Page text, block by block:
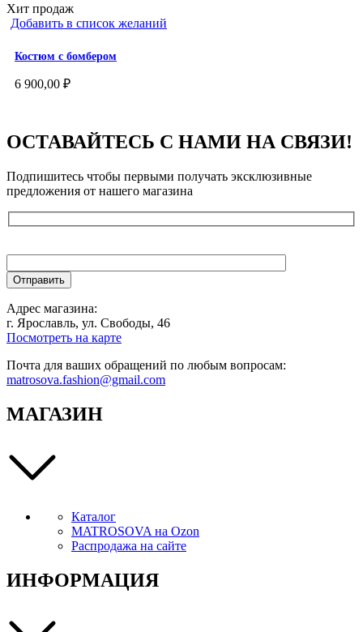
Хит продаж
Добавить в список желаний
Костюм с бомбером
6 900,00 ₽
ОСТАВАЙТЕСЬ С НАМИ НА СВЯЗИ!
Подпишитесь чтобы первыми получать эксклюзивные
предложения от нашего магазина
Адрес магазина:
г. Ярославль, ул. Свободы, 46
Посмотреть на карте
Почта для ваших обращений по любым вопросам:
matrosova.fashion@gmail.com
МАГАЗИН
Каталог
MATROSOVA на Ozon
Распродажа на сайте
ИНФОРМАЦИЯ